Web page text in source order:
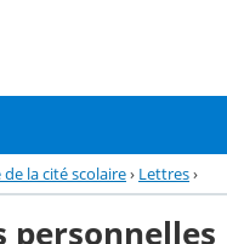
la cité scolaire› Lettres›
personnelles